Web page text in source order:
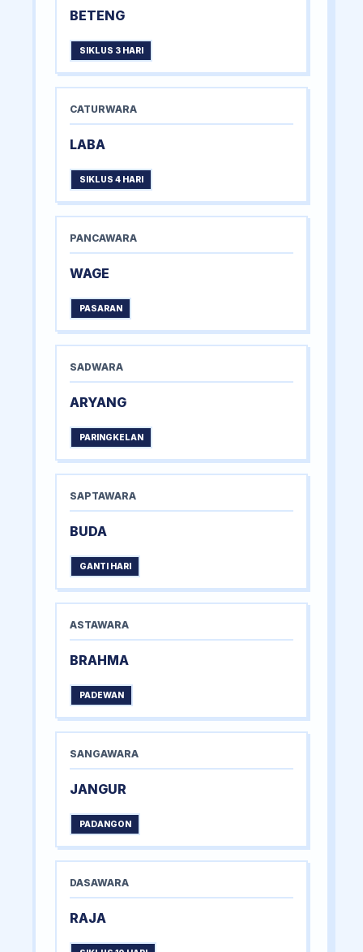
BETENG
SIKLUS 3 HARI
CATURWARA
LABA
SIKLUS 4 HARI
PANCAWARA
WAGE
PASARAN
SADWARA
ARYANG
PARINGKELAN
SAPTAWARA
BUDA
GANTI HARI
ASTAWARA
BRAHMA
PADEWAN
SANGAWARA
JANGUR
PADANGON
DASAWARA
RAJA